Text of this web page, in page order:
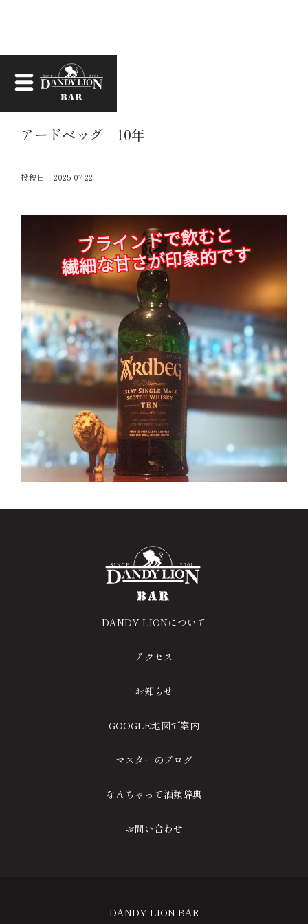
お知らせ
アードベッグ 10年
投稿日： 2025-07-22
DANDY LIONについて
アクセス
お知らせ
GOOGLE地図で案内
マスターのブログ
なんちゃって酒類辞典
お問い合わせ
DANDY LION BAR